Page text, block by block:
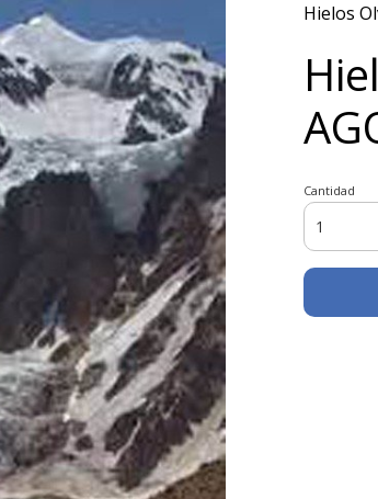
Hielos
Cantidad